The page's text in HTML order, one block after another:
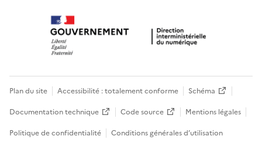
Plan du site Accessibilité : totalement conforme
Schéma
Documentation technique
Code source
Mentions légales
Politique de confidentialité
Conditions générales d’utilisation